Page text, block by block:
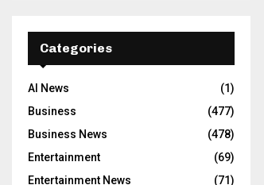
Categories
AI News
(1)
Business
(477)
Business News
(478)
Entertainment
(69)
Entertainment News
(71)